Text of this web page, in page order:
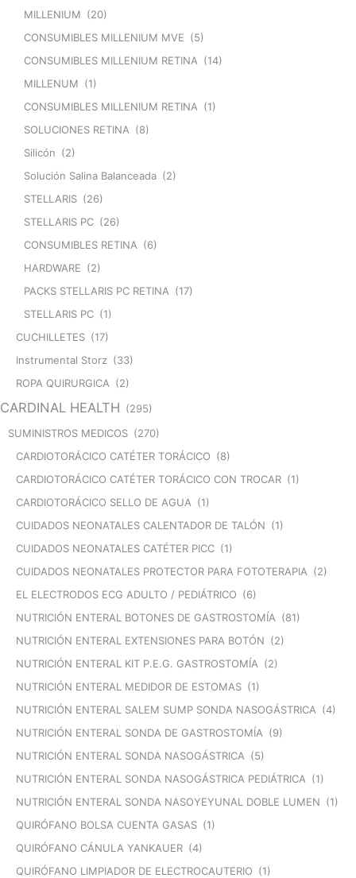
MILLENIUM (20)
CONSUMIBLES MILLENIUM MVE (5)
CONSUMIBLES MILLENIUM RETINA (14)
MILLENUM (1)
CONSUMIBLES MILLENIUM RETINA (1)
SOLUCIONES RETINA (8)
Silicón (2)
Solución Salina Balanceada (2)
STELLARIS (26)
STELLARIS PC (26)
CONSUMIBLES RETINA (6)
HARDWARE (2)
PACKS STELLARIS PC RETINA (17)
STELLARIS PC (1)
CUCHILLETES (17)
Instrumental Storz (33)
ROPA QUIRURGICA (2)
CARDINAL HEALTH (295)
SUMINISTROS MEDICOS (270)
CARDIOTORÁCICO CATÉTER TORÁCICO (8)
CARDIOTORÁCICO CATÉTER TORÁCICO CON TROCAR (1)
CARDIOTORÁCICO SELLO DE AGUA (1)
CUIDADOS NEONATALES CALENTADOR DE TALÓN (1)
CUIDADOS NEONATALES CATÉTER PICC (1)
CUIDADOS NEONATALES PROTECTOR PARA FOTOTERAPIA (2)
EL ELECTRODOS ECG ADULTO / PEDIÁTRICO (6)
NUTRICIÓN ENTERAL BOTONES DE GASTROSTOMÍA (81)
NUTRICIÓN ENTERAL EXTENSIONES PARA BOTÓN (2)
NUTRICIÓN ENTERAL KIT P.E.G. GASTROSTOMÍA (2)
NUTRICIÓN ENTERAL MEDIDOR DE ESTOMAS (1)
NUTRICIÓN ENTERAL SALEM SUMP SONDA NASOGÁSTRICA (4)
NUTRICIÓN ENTERAL SONDA DE GASTROSTOMÍA (9)
NUTRICIÓN ENTERAL SONDA NASOGÁSTRICA (5)
NUTRICIÓN ENTERAL SONDA NASOGÁSTRICA PEDIÁTRICA (1)
NUTRICIÓN ENTERAL SONDA NASOYEYUNAL DOBLE LUMEN (1)
QUIRÓFANO BOLSA CUENTA GASAS (1)
QUIRÓFANO CÁNULA YANKAUER (4)
QUIRÓFANO LIMPIADOR DE ELECTROCAUTERIO (1)